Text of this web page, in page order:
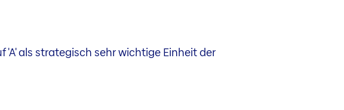
'A' als strategisch sehr wichtige Einheit der